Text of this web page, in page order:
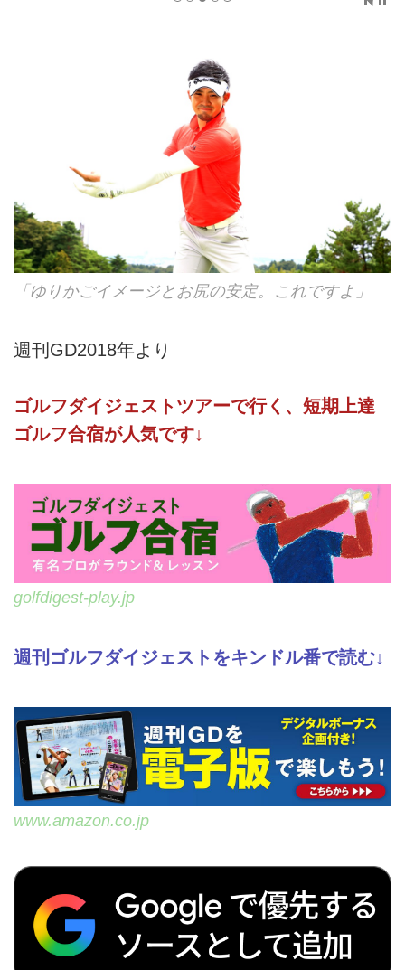
「ゆりかごイメージとお尻の安定。これですよ」
週刊GD2018年より
ゴルフダイジェストツアーで行く、短期上達
ゴルフ合宿が人気です↓
golfdigest-play.jp
週刊ゴルフダイジェストをキンドル番で読む↓
www.amazon.co.jp